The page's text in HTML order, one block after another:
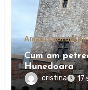
Am pus nordul
Cum am
Hunedoara
cristina 17